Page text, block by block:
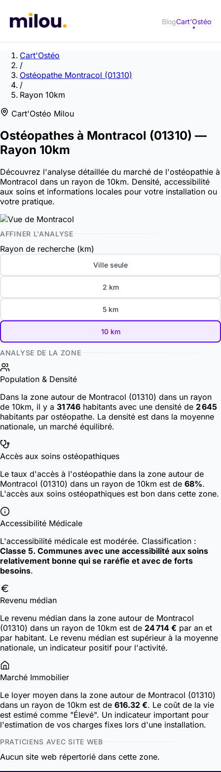
BlogCart'Ostéo
Cart'Ostéo
/
Ostéopathe Montracol (01310)
/
Rayon 10km
Cart'Ostéo Milou
Ostéopathes à Montracol (01310) —
Rayon 10km
Découvrez l'analyse détaillée du marché de l'ostéopathie à
Montracol dans un rayon de 10km. Densité, accessibilité
aux soins et informations locales pour votre installation ou
votre pratique.
AFFINER L'ANALYSE
Rayon de recherche (km)
Ville seule
2 km
5 km
10 km
ANALYSE DE LA ZONE
Population & Densité
Dans la zone autour de Montracol (01310) dans un rayon
de 10km, il y a 31 746 habitants avec une densité de 2 645
habitants par ostéopathe. La densité est dans la moyenne
nationale, un marché équilibré.
Accès aux soins ostéopathiques
Le taux d'accès à l'ostéopathie dans la zone autour de
Montracol (01310) dans un rayon de 10km est de 68%.
L'accès aux soins ostéopathiques est bon dans cette zone.
Accessibilité Médicale
L'accessibilité médicale est modérée. Classification :
Classe 5. Communes avec une accessibilité aux soins
relativement bonne qui se raréfie et avec de forts
besoins.
Revenu médian
Le revenu médian dans la zone autour de Montracol
(01310) dans un rayon de 10km est de 24 714 € par an et
par habitant. Le revenu médian est supérieur à la moyenne
nationale, un indicateur positif pour l'activité.
Marché Immobilier
Le loyer moyen dans la zone autour de Montracol (01310)
dans un rayon de 10km est de 616.32 €. Le coût de la vie
est estimé comme "Élevé". Un indicateur important pour
l'estimation de vos charges fixes lors d'une installation.
PRATICIENS AVEC SITE WEB
Aucun site web répertorié dans cette zone.